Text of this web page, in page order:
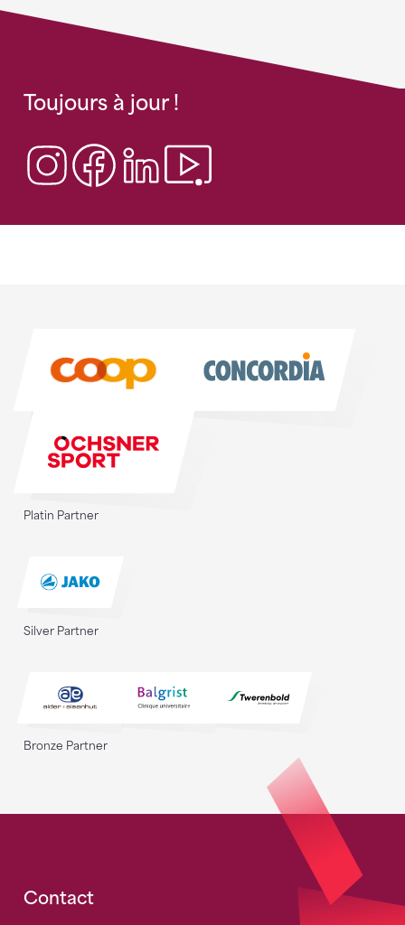
Toujours à jour !
Platin Partner
Silver Partner
Bronze Partner
Fusszeile
Contact